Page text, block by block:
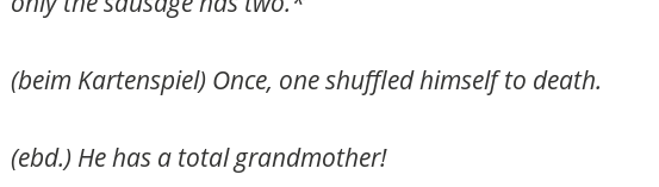
(beim Kartenspiel) Once, one shuffled himself to death.
(ebd.) He has a total grandmother!